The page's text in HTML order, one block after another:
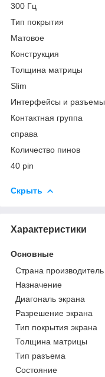
300 Гц
Тип покрытия
Матовое
Конструкция
Толщина матрицы
Slim
Интерфейсы и разъемы
Контактная группа
справа
Количество пинов
40 pin
Скрыть
Характеристики
Основные
Страна производитель
Назначение
Диагональ экрана
Разрешение экрана
Тип покрытия экрана
Толщина матрицы
Тип разъема
Состояние